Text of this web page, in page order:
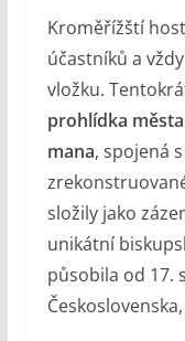
Kroměřížští
účastníků a
vložku.
prohlídka
mana, spojená
složily jako
unikátní
působila od 17.